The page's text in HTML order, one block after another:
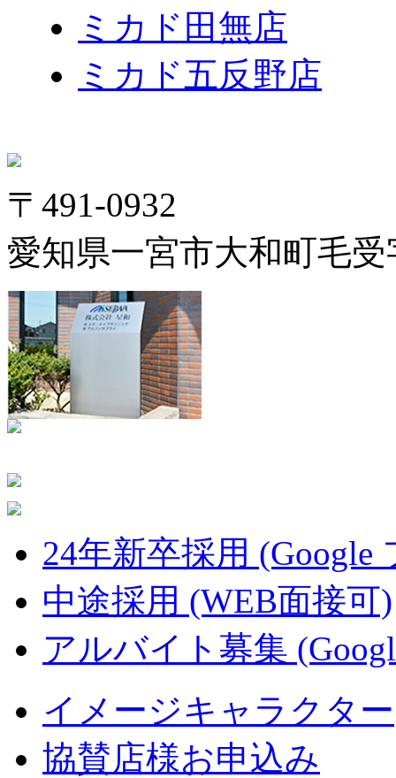
ミカド田無店
ミカド五反野店
〒491-0932
愛知県一宮市大和町毛受
24年新卒採用 (Google
中途採用 (WEB面接可)
アルバイト募集
イメージキャラクター
協賛店様お申込み